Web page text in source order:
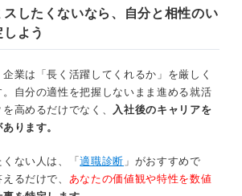
したくないなら、自分と相性のい
よう
業は「長く活躍してくれるか」を厳しく
自分の適性を把握しないまま進める就活
高めるだけでなく、 入社後のキャリアを
ります。
ない人は、「適職診断 」がおすすめで
るだけで、 あなたの価値観や特性を数値